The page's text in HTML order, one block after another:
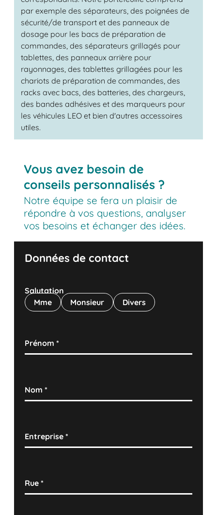
par exemple des séparateurs, des poignées de
sécurité/de transport et des panneaux de
dosage pour les bacs de préparation de
commandes, des séparateurs grillagés pour
tablettes, des panneaux arrière pour
rayonnages, des tablettes grillagées pour les
chariots de préparation de commandes, des
racks avec bacs, des batteries, des chargeurs,
des bandes adhésives et des marqueurs pour
les véhicules LEO et bien d'autres accessoires
utiles.
Vous avez besoin de
conseils personnalisés ?
Notre équipe se fera un plaisir de
répondre à vos questions, analyser
vos besoins et échanger des idées.
Données de contact
Salutation
Mme
Monsieur Divers
Prénom*
Nom*
Entreprise*
Rue*